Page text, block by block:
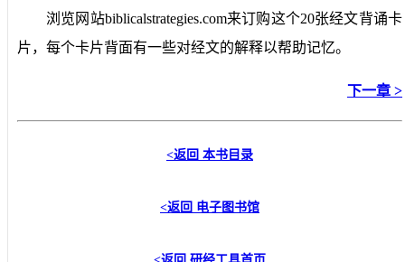
浏览网站biblicalstrategies.com来订购这个20张经文背诵卡
片，每个卡片背面有一些对经文的解释以帮助记忆。
下一章 >
<返回 本书目录
<返回 电子图书馆
<返回 研经工具首页